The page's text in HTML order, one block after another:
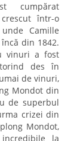
cumpărat
într-o
Camille
din 1842.
vinuri a fost
des în
de vinuri,
Mondot din
de superbul
crizei din
Mondot,
la